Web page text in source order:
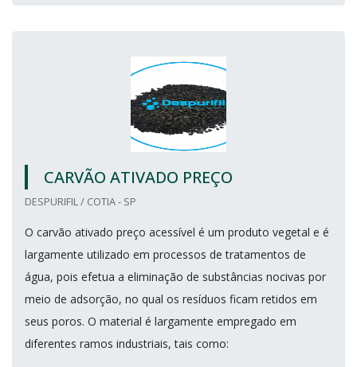
CARVÃO ATIVADO PREÇO
DESPURIFIL / COTIA - SP
O carvão ativado preço acessível é um produto vegetal e é
largamente utilizado em processos de tratamentos de
água, pois efetua a eliminação de substâncias nocivas por
meio de adsorção, no qual os resíduos ficam retidos em
seus poros. O material é largamente empregado em
diferentes ramos industriais, tais como: